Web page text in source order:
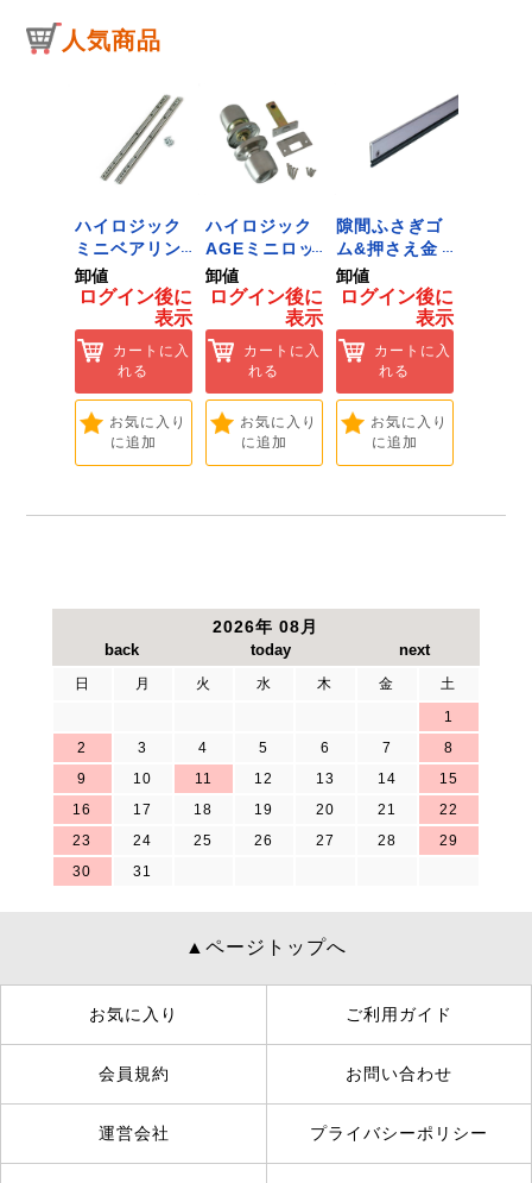
【仕様】
●最大取付可能サイズ：直径120mm。
ペースメーカーなどの電子医療機器へ磁石を近づ
けると大変危険ですので、十分にご注意下さい。
本来の目的・【用途】
以外での使用はしないで下さい。
人気商品
ハイロジック
ミニベアリン
グタイプ 310
ミリ 72958
Hardware]
卸値
ログイン後に
表示
カートに入
れる
お気に入り
に追加
ハイロジック
AGEミニロッ
ク 360W
[Tools &
Hardware]
卸値
ログイン後に
表示
カートに入
れる
お気に入り
に追加
隙間ふさぎゴ
ム&押さえ金
物 72909
卸値
ログイン後に
表示
カートに入
れる
お気に入り
に追加
2026年 08月
日 月 火 水 木 金
土
1
2
3 4 5 6 7
8
9
10 11 12 13 14
15
16
17 18 19 20 21
22
23
24 25 26 27 28
29
30
31
▲ページトップへ
お気に入り ご利用ガイド
会員規約 お問い合わせ
運営会社 プライバシーポリシー